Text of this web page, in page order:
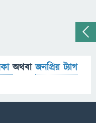
অথবাজনপ্রিয় ট্যাগ